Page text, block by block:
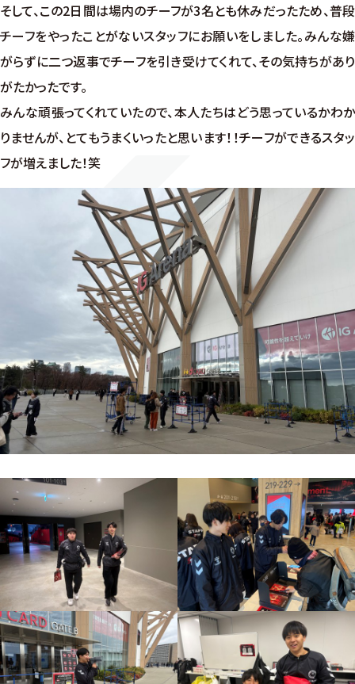
そして、この2日間は場内のチーフが3名とも休みだったため、普段
チーフをやったことがないスタッフにお願いをしました。みんな嫌
がらずに二つ返事でチーフを引き受けてくれて、その気持ちがあり
がたかったです。
みんな頑張ってくれていたので、本人たちはどう思っているかわか
りませんが、とてもうまくいったと思います！！チーフができるスタッ
フが増えました！笑